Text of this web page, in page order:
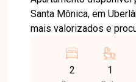
Santa Mônica, em
mais valorizados e
acesso a importantes
com supermercados,
2 1